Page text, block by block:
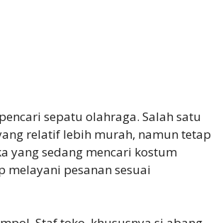
sepatu olahraga. Salah satu
relatif lebih murah, namun tetap
yang sedang mencari kostum
melayani pesanan sesuai